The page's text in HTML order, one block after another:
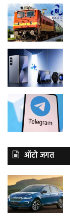
ऑटो जगत